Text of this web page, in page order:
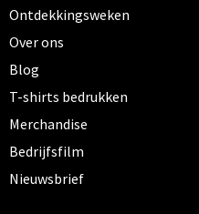
Ontdekkingsweken
Over ons
Blog
T-shirts bedrukken
Merchandise
Bedrijfsfilm
Nieuwsbrief